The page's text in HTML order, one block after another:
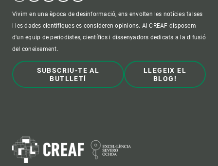
Vivim en una època de desinformació, ens envolten les notícies falses
i les dades científiques es consideren opinions. Al CREAF disposem
d'un equip de periodistes, científics i dissenyadors dedicats a la difusió
del coneixement.
SUBSCRIU-TE AL
BUTLLETÍ
LLEGEIX EL
BLOG!